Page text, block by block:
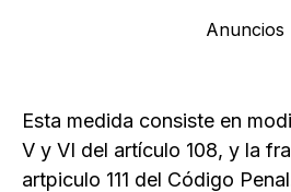
Anuncios
Esta medida consiste en
V y VI del artículo 108, y la
artpiculo 111 del Código